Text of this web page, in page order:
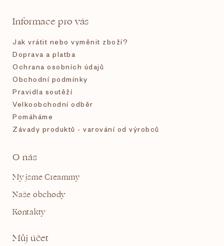
Informace pro vás
Jak vrátit nebo vyměnit zboží?
Doprava a platba
Ochrana osobních údajů
Obchodní podmínky
Pravidla soutěží
Velkoobchodní odběr
Pomáháme
Závady produktů - varování od výrobců
O nás
My jsme Creammy
Naše obchody
Kontakty
Můj účet